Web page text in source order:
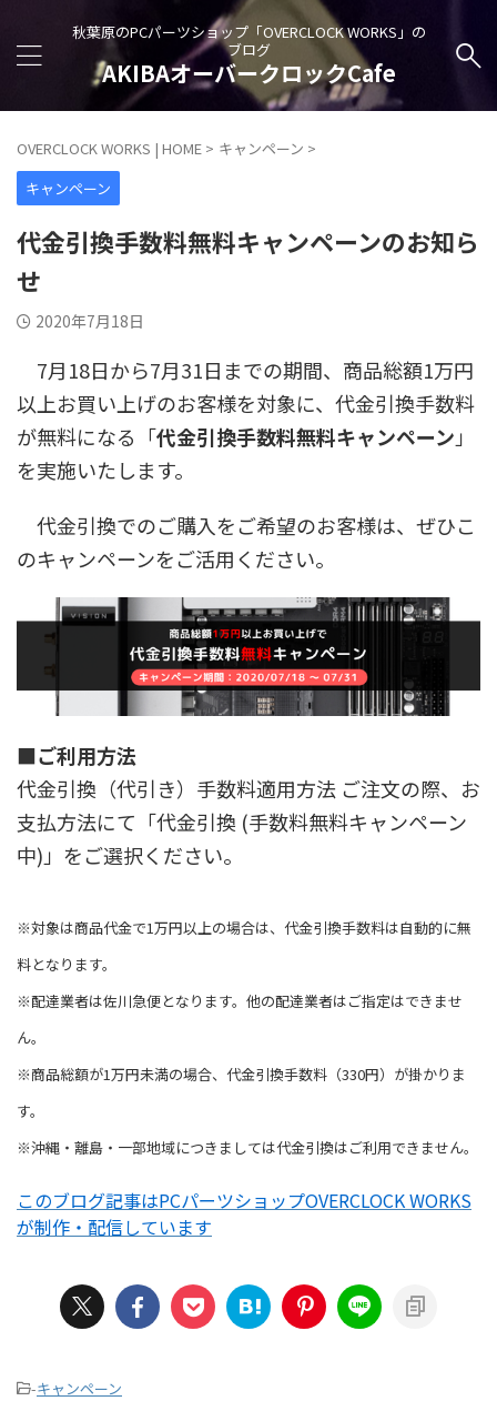
秋葉原のPCパーツショップ「OVERCLOCK WORKS」の
ブログ
AKIBAオーバークロックCafe
OVERCLOCK WORKS | HOME > キャンペーン >
キャンペーン
代金引換手数料無料キャンペーンのお知ら
せ
2020年7月18日
7月18日から7月31日までの期間、商品総額1万円
以上お買い上げのお客様を対象に、代金引換手数料
が無料になる「代金引換手数料無料キャンペーン 」
を実施いたします。
代金引換でのご購入をご希望のお客様は、ぜひこ
のキャンペーンをご活用ください。
■ご利用方法
代金引換（代引き）手数料適用方法 ご注文の際、お
支払方法にて「代金引換 (手数料無料キャンペーン
中)」をご選択ください。
※対象は商品代金で1万円以上の場合は、代金引換手数料は自動的に無
料となります。
※配達業者は佐川急便となります。他の配達業者はご指定はできませ
ん。
※商品総額が1万円未満の場合、代金引換手数料（330円）が掛かりま
す。
※沖縄・離島・一部地域につきましては代金引換はご利用できません。
このブログ記事はPCパーツショップOVERCLOCK WORKS
が制作・配信しています
-キャンペーン